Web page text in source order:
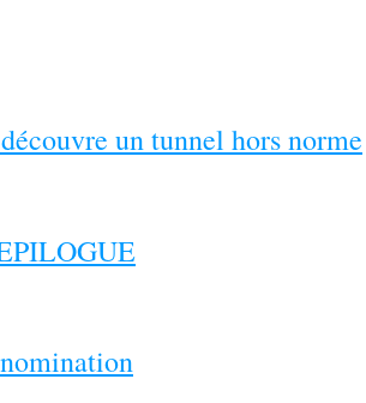
un tunnel hors norme